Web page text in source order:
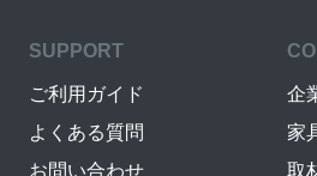
SUPPORT
ご利用ガイド
よくある質問
お問い合わせ
企
家
取